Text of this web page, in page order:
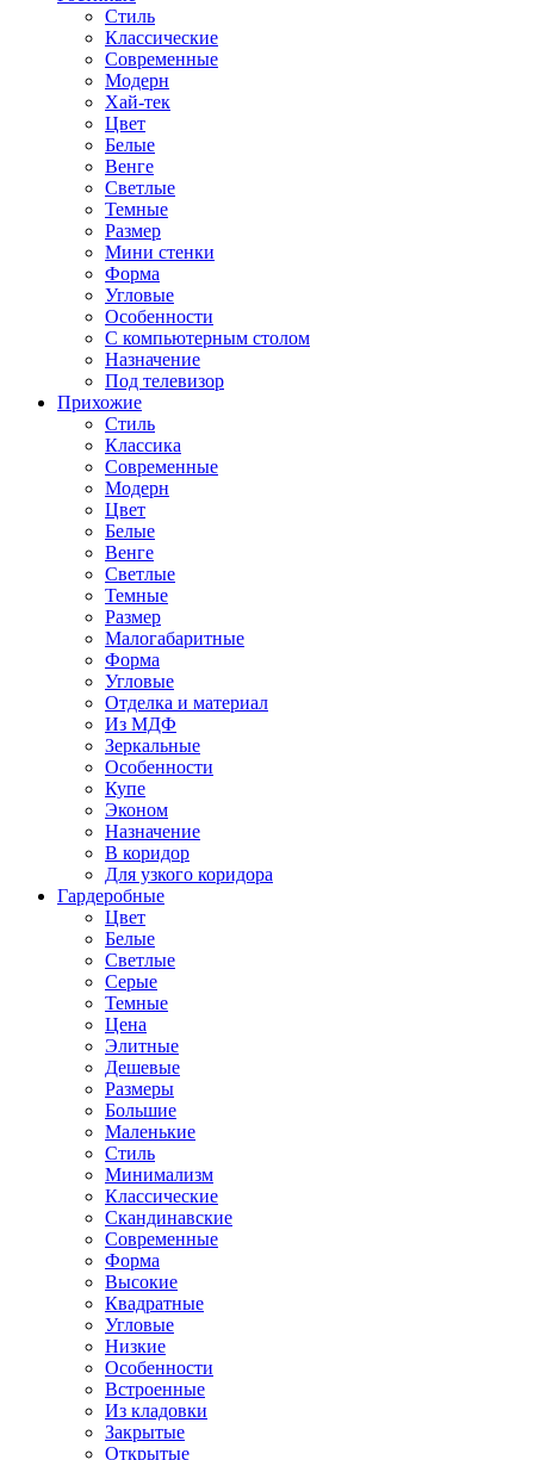
Стиль
Классические
Современные
Модерн
Хай-тек
Цвет
Белые
Венге
Светлые
Темные
Размер
Мини стенки
Форма
Угловые
Особенности
С компьютерным столом
Назначение
Под телевизор
Прихожие
Стиль
Классика
Современные
Модерн
Цвет
Белые
Венге
Светлые
Темные
Размер
Малогабаритные
Форма
Угловые
Отделка и материал
Из МДФ
Зеркальные
Особенности
Купе
Эконом
Назначение
В коридор
Для узкого коридора
Гардеробные
Цвет
Белые
Светлые
Серые
Темные
Цена
Элитные
Дешевые
Размеры
Большие
Маленькие
Стиль
Минимализм
Классические
Скандинавские
Современные
Форма
Высокие
Квадратные
Угловые
Низкие
Особенности
Встроенные
Из кладовки
Закрытые
Открытые